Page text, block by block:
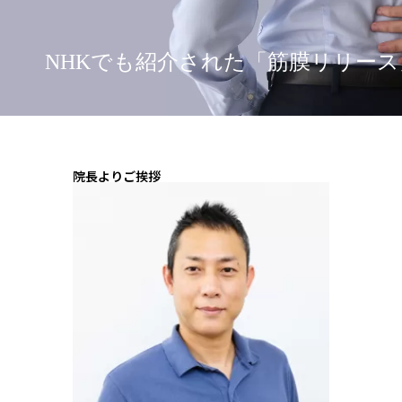
NHKでも紹介された「筋膜リリー
院長よりご挨拶